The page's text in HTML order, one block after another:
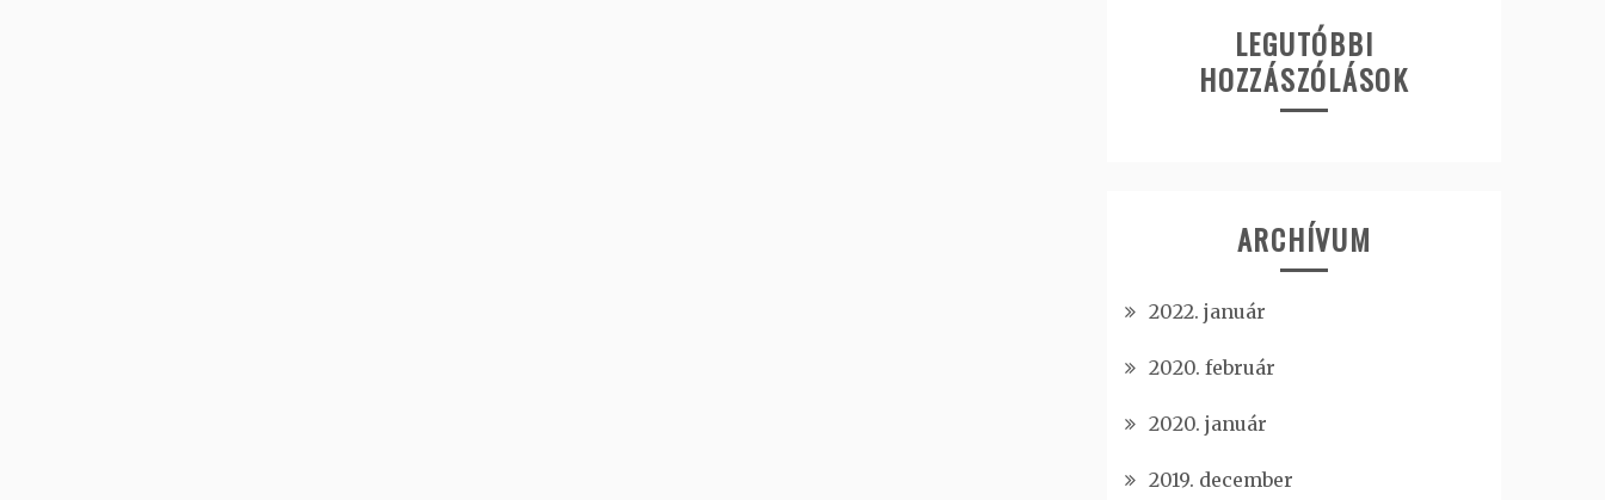
LEGUTÓBBI
HOZZÁSZÓLÁSOK
ARCHÍVUM
2022. január
2020. február
2020. január
2019. december